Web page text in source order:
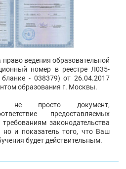
ведения образовательной
номер в реестре Л035-
- 038379) от 26.04.2017
образования г. Москвы.
просто документ,
предоставляемых
законодательства
но и показатель того, что Ваш
будет действительным.